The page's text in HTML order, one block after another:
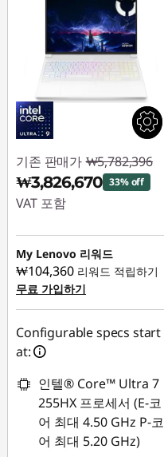
기존 판매가 ₩5,782,396
₩3,826,670 33% off
VAT 포함
즉시 할인: :-
₩1,955,726
My Lenovo 리워드
₩104,360 리워드 적립하기
무료 가입하기
Configurable specs start
at:
인텔® Core™ Ultra 7
255HX 프로세서 (E-코
어 최대 4.50 GHz P-코
어 최대 5.20 GHz)